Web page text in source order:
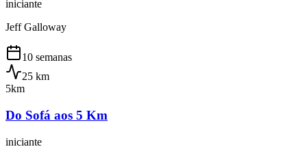
iniciante
Jeff Galloway
10 semanas
25 km
5km
Do Sofá aos 5 Km
iniciante